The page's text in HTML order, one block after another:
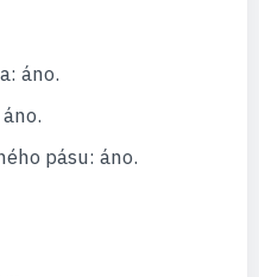
áno.
pásu: áno.